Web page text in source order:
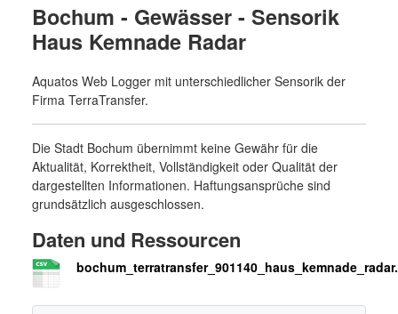
Bochum - Gewässer - Sensorik
Haus Kemnade Radar
Aquatos Web Logger mit unterschiedlicher Sensorik der
Firma TerraTransfer.
Die Stadt Bochum übernimmt keine Gewähr für die
Aktualität, Korrektheit, Vollständigkeit oder Qualität der
dargestellten Informationen. Haftungsansprüche sind
grundsätzlich ausgeschlossen.
Daten und Ressourcen